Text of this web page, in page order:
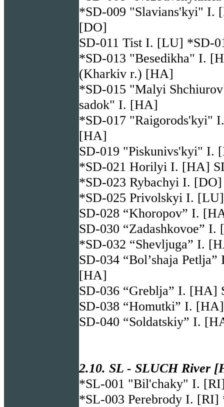
*SD-009 "Slavians'kyi" I.
[DO]
SD-011 Tist I. [LU] *SD-
*SD-013 "Besedikha" I.
(Kharkiv r.) [HA]
*SD-015 "Malyi
sadok" I. [HA]
*SD-017 "Raigorods'kyi"
[HA]
SD-019 "Piskunivs'kyi" I.
*SD-021 Horilyi I. [HA]
*SD-023 Rybachyi I.
*SD-025 Privolskyi I.
SD-028 “Khoropov” I.
SD-030 “Zadashkovoe”
*SD-032 “Shevljuga” I.
SD-034 “Bol’shaja
[HA]
SD-036 “Greblja” I.
SD-038 “Homutki” I.
SD-040 “Soldatskiy” I.
2.10. SL - SLUCH River
*SL-001 "Bil'chaky" I.
*SL-003 Perebrody I.